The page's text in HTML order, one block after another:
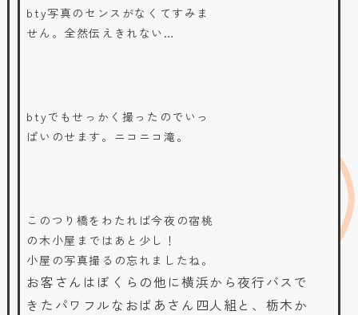
bty写真のセンスがなくてすみま
せん。全然伝えきれない…
btyでもせっかく撮ったのでいっ
ぱいのせます。ニコニコ滝。
このつり橋をわたれば今夜の宿桃
の木小屋まではあと少し！
小屋の写真撮るの忘れましたね。
お客さんはぼくらの他に横浜から夜行バスで
きたパワフルなおばあさん四人組と、栃木か